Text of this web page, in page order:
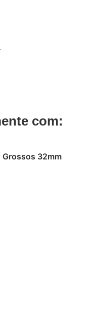
com: